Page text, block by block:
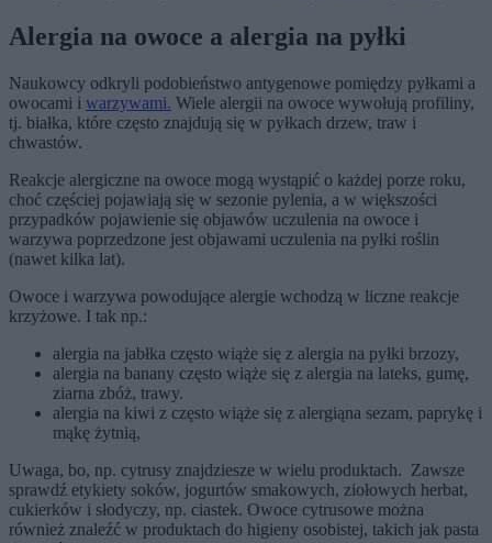
Alergia na owoce a alergia na pyłki
Naukowcy odkryli podobieństwo antygenowe pomiędzy pyłkami a
owocami i warzywami. Wiele alergii na owoce wywołują profiliny,
tj. białka, które często znajdują się w pyłkach drzew, traw i
chwastów.
Reakcje alergiczne na owoce mogą wystąpić o każdej porze roku,
choć częściej pojawiają się w sezonie pylenia, a w większości
przypadków pojawienie się objawów uczulenia na owoce i
warzywa poprzedzone jest objawami uczulenia na pyłki roślin
(nawet kilka lat).
Owoce i warzywa powodujące alergie wchodzą w liczne reakcje
krzyżowe. I tak np.:
alergia na jabłka często wiąże się z alergia na pyłki brzozy,
alergia na banany często wiąże się z alergia na lateks, gumę,
ziarna zbóż, trawy.
alergia na kiwi z często wiąże się z alergiąna sezam, paprykę i
mąkę żytnią,
Uwaga, bo, np. cytrusy znajdziesze w wielu produktach. Zawsze
sprawdź etykiety soków, jogurtów smakowych, ziołowych herbat,
cukierków i słodyczy, np. ciastek. Owoce cytrusowe można
również znaleźć w produktach do higieny osobistej, takich jak pasta